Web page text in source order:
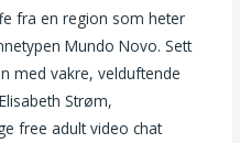
fra en region som heter
Mundo Novo. Sett
med vakre, velduftende
Strøm,
free adult video chat